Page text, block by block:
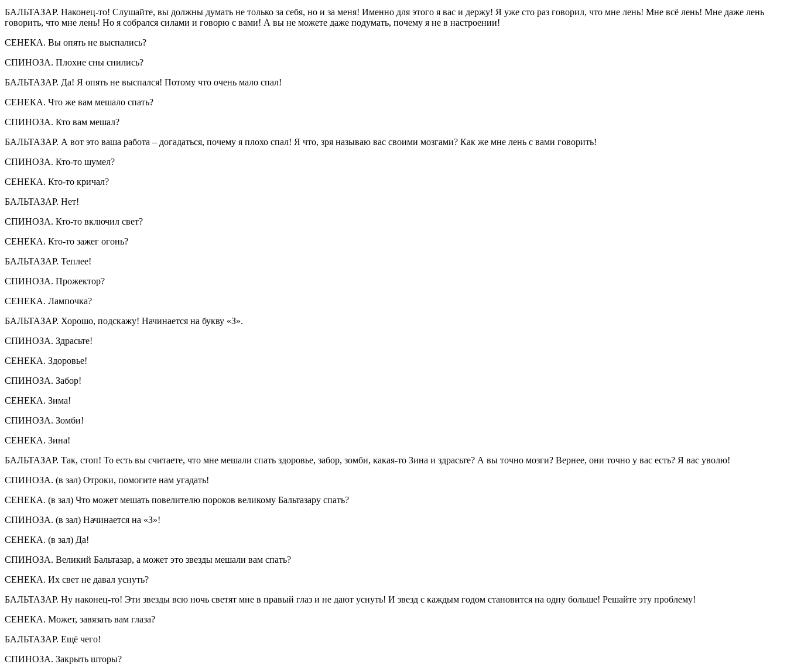
БАЛЬТАЗАР. Наконец-то! Слушайте, вы должны думать не только за себя, но и за меня! Именно для этого я вас и держу! Я уже сто раз говорил, что мне лень! Мне всё лень! Мне даже лень
говорить, что мне лень! Но я собрался силами и говорю с вами! А вы не можете даже подумать, почему я не в настроении!
СЕНЕКА. Вы опять не выспались?
СПИНОЗА. Плохие сны снились?
БАЛЬТАЗАР. Да! Я опять не выспался! Потому что очень мало спал!
СЕНЕКА. Что же вам мешало спать?
СПИНОЗА. Кто вам мешал?
БАЛЬТАЗАР. А вот это ваша работа – догадаться, почему я плохо спал! Я что, зря называю вас своими мозгами? Как же мне лень с вами говорить!
СПИНОЗА. Кто-то шумел?
СЕНЕКА. Кто-то кричал?
БАЛЬТАЗАР. Нет!
СПИНОЗА. Кто-то включил свет?
СЕНЕКА. Кто-то зажег огонь?
БАЛЬТАЗАР. Теплее!
СПИНОЗА. Прожектор?
СЕНЕКА. Лампочка?
БАЛЬТАЗАР. Хорошо, подскажу! Начинается на букву «З».
СПИНОЗА. Здрасьте!
СЕНЕКА. Здоровье!
СПИНОЗА. Забор!
СЕНЕКА. Зима!
СПИНОЗА. Зомби!
СЕНЕКА. Зина!
БАЛЬТАЗАР. Так, стоп! То есть вы считаете, что мне мешали спать здоровье, забор, зомби, какая-то Зина и здрасьте? А вы точно мозги? Вернее, они точно у вас есть? Я вас уволю!
СПИНОЗА. (в зал) Отроки, помогите нам угадать!
СЕНЕКА. (в зал) Что может мешать повелителю пороков великому Бальтазару спать?
СПИНОЗА. (в зал) Начинается на «З»!
СЕНЕКА. (в зал) Да!
СПИНОЗА. Великий Бальтазар, а может это звезды мешали вам спать?
СЕНЕКА. Их свет не давал уснуть?
БАЛЬТАЗАР. Ну наконец-то! Эти звезды всю ночь светят мне в правый глаз и не дают уснуть! И звезд с каждым годом становится на одну больше! Решайте эту проблему!
СЕНЕКА. Может, завязать вам глаза?
БАЛЬТАЗАР. Ещё чего!
СПИНОЗА. Закрыть шторы?